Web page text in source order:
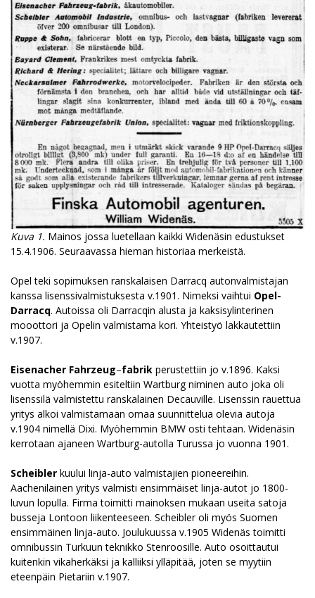
Kuva 1. Mainos jossa luetellaan kaikki Widenäsin edustukset
15.4.1906. Seuraavassa hieman historiaa merkeistä.
Opel teki sopimuksen ranskalaisen Darracq autonvalmistajan
kanssa lisenssivalmistuksesta v.1901. Nimeksi vaihtui Opel-
Darracq. Autoissa oli Darracqin alusta ja kaksisylinterinen
mooottori ja Opelin valmistama kori. Yhteistyö lakkautettiin
v.1907.
Eisenacher Fahrzeug–fabrik perustettiin jo v.1896. Kaksi
vuotta myöhemmin esiteltiin Wartburg niminen auto joka oli
lisenssilä valmistettu ranskalainen Decauville. Lisenssin rauettua
yritys alkoi valmistamaan omaa suunnittelua olevia autoja
v.1904 nimellä Dixi. Myöhemmin BMW osti tehtaan. Widenäsin
kerrotaan ajaneen Wartburg-autolla Turussa jo vuonna 1901.
Scheibler kuului linja-auto valmistajien pioneereihin.
Aachenilainen yritys valmisti ensimmäiset linja-autot jo 1800-
luvun lopulla. Firma toimitti mainoksen mukaan useita satoja
busseja Lontoon liikenteeseen. Scheibler oli myös Suomen
ensimmäinen linja-auto. Joulukuussa v.1905 Widenäs toimitti
omnibussin Turkuun teknikko Stenroosille. Auto osoittautui
kuitenkin vikaherkäksi ja kalliiksi ylläpitää, joten se myytiin
eteenpäin Pietariin v.1907.